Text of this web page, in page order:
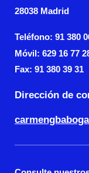
28038 Madrid
Teléfono: 91 380
Móvil: 629 16 77
Fax: 91 380 39 31
Dirección de